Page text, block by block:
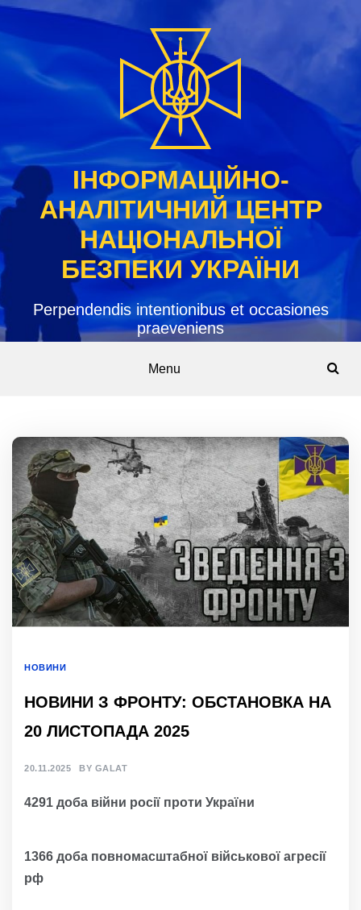
Skip
content
ІНФОРМАЦІЙНО-
АНАЛІТИЧНИЙ ЦЕНТР
НАЦІОНАЛЬНОЇ
БЕЗПЕКИ УКРАЇНИ
Perpendendis intentionibus et occasiones
praeveniens
Menu
НОВИНИ
НОВИНИ З ФРОНТУ: ОБСТАНОВКА НА
20 ЛИСТОПАДА 2025
20.11.2025 BY GALAT
4291 доба війни росії проти України
1366 доба повномасштабної військової агресії
рф